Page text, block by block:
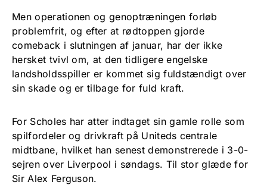
Men operationen og genoptræningen forløb
problemfrit, og efter at rødtoppen gjorde
comeback i slutningen af januar, har der ikke
hersket tvivl om, at den tidligere engelske
landsholdsspiller er kommet sig fuldstændigt over
sin skade og er tilbage for fuld kraft.
For Scholes har atter indtaget sin gamle rolle som
spilfordeler og drivkraft på Uniteds centrale
midtbane, hvilket han senest demonstrerede i 3-0-
sejren over Liverpool i søndags. Til stor glæde for
Sir Alex Ferguson.